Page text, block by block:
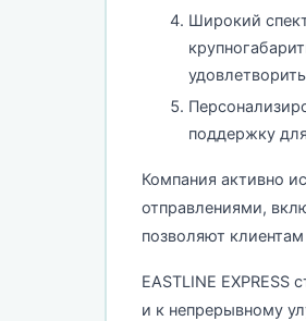
Широкий
поддержку
Компания активно
отправлениями,
позволяют
EASTLINE
и к непрерывному